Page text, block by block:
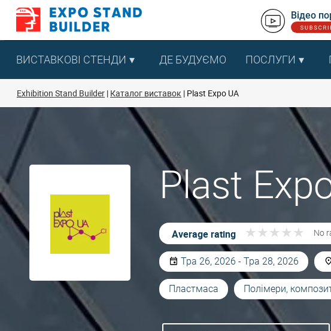
Перейти
змісту
Відео
ВИСТАВКОВІ СТЕНДИ ДЕ БУДУЄМО ПОСЛУГИ
Exhibition Stand Builder Каталог виставок Plast Expo UA
Plast
Average rating ★ ★ ★ ★ ★
★ ★ ★ ★ ★ No
Тра 26, 2026 - Тра 28, 2026
Пластмаса Полімери,